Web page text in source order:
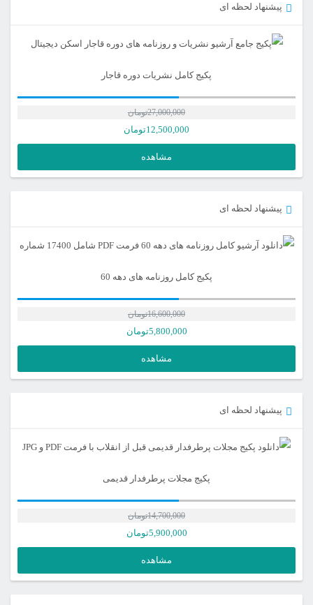
پیشنهاد لحظه ای
پکیج کامل نشریات دوره قاجار
27,000,000تومان
12,500,000تومان
مشاهده
پیشنهاد لحظه ای
پکیج کامل روزنامه های دهه 60
16,600,000تومان
5,800,000تومان
مشاهده
پیشنهاد لحظه ای
پکیج مجلات پرطرفدار قدیمی
14,700,000تومان
5,900,000تومان
مشاهده